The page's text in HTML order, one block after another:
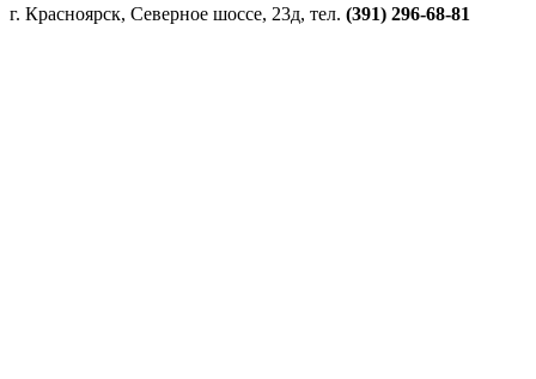
г. Красноярск, Северное шоссе, 23д, тел. (391) 296-68-81